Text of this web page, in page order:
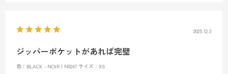
2025.12.3
ジッパーポケットがあれば完璧
色：BLACK - NOIR | N0247 サイズ：XS